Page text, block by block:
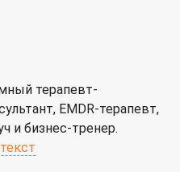
терапевт-
EMDR-терапевт,
и бизнес-тренер.